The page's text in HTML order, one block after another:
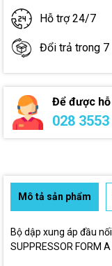
Hỗ trợ 24/7
Đổi trả trong 7
Để được
028
Mô tả sản phẩm
Bộ dập xung áp đầu
SUPPRESSOR FORM